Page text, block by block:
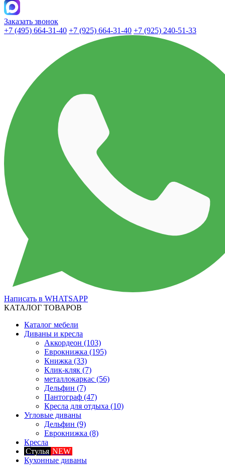
Заказать звонок
+7 (495) 664-31-40 +7 (925) 664-31-40 +7 (925) 240-51-33
Написать в WHATSAPP
КАТАЛОГ ТОВАРОВ
Каталог мебели
Диваны и кресла
Аккордеон (103)
Еврокнижка (195)
Книжка (33)
Клик-кляк (7)
металлокаркас (56)
Дельфин (7)
Пантограф (47)
Кресла для отдыха (10)
Угловые диваны
Дельфин (9)
Еврокнижка (8)
Кресла
Стулья NEW
Кухонные диваны